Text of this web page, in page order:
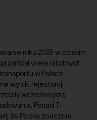
roku 2025 w polskim
wiele istotnych
w Polsce
wyniki rejestracji
wcześniejsze,
Ponad 7-
że Polska znacznie